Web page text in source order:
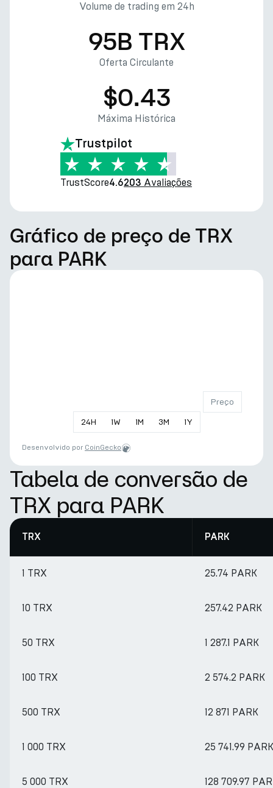
Volume de trading em 24h
95B TRX
Oferta Circulante
$0.43
Máxima Histórica
Trustpilot
TrustScore4.6203 Avaliações
Gráfico de preço de TRX
para PARK
24H 1W 1M 3M 1Y
Preço
Desenvolvido por CoinGecko
Tabela de conversão de
TRX para PARK
TRX PARK
1 TRX 25.74 PARK
10 TRX 257.42 PARK
50 TRX 1 287.1 PARK
100 TRX 2 574.2 PARK
500 TRX 12 871 PARK
1 000 TRX 25 741.99 PARK
5 000 TRX 128 709.97